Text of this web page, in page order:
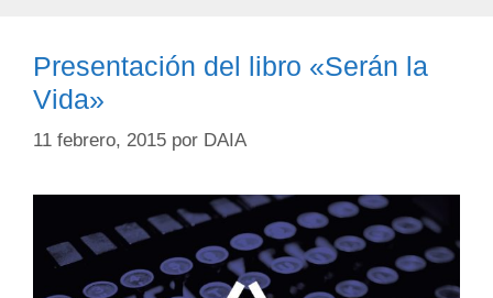
Presentación del libro «Serán la
Vida»
11 febrero, 2015 por DAIA